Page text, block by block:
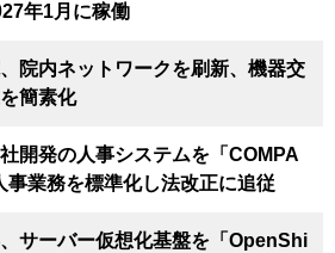
年1月に稼働
院内ネットワークを刷新、機器交
簡素化
開発の人事システムを「COMPA
事業務を標準化し法改正に追従
サーバー仮想化基盤を「OpenShi